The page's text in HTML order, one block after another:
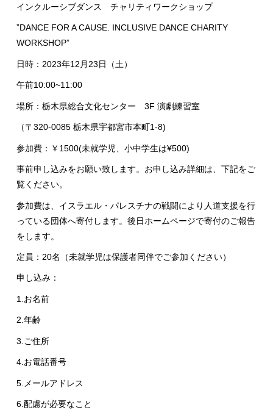
インクルーシブダンス チャリティワークショップ
”DANCE FOR A CAUSE. INCLUSIVE DANCE CHARITY
WORKSHOP”
日時：2023年12月23日（土）
午前10:00~11:00
場所：栃木県総合文化センター 3F 演劇練習室
（〒320-0085 栃木県宇都宮市本町1-8)
参加費：￥1500(未就学児、小中学生は¥500)
事前申し込みをお願い致します。お申し込み詳細は、下記をご
覧ください。
参加費は、イスラエル・パレスチナの戦闘により人道支援を行
っている団体へ寄付します。後日ホームページで寄付のご報告
をします。
定員：20名（未就学児は保護者同伴でご参加ください）
申し込み：
1.お名前
2.年齢
3.ご住所
4.お電話番号
5.メールアドレス
6.配慮が必要なこと